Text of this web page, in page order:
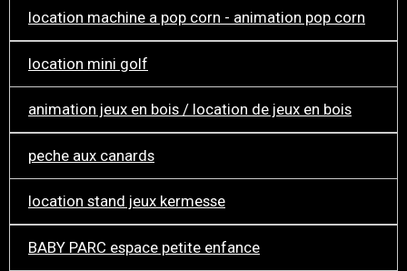
location machine a pop corn - animation pop corn
location mini golf
animation jeux en bois / location de jeux en bois
peche aux canards
location stand jeux kermesse
BABY PARC espace petite enfance